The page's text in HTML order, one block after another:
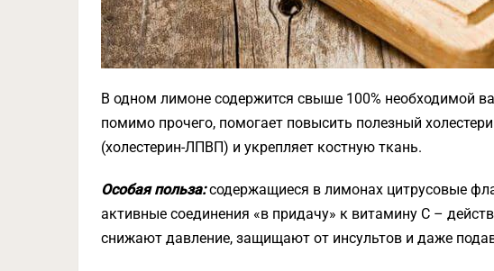
В одном лимоне содержится свыше 100% необходимой
помимо прочего, помогает повысить полезный
(холестерин-ЛПВП) и укрепляет костную ткань.
Особая польза:содержащиеся в лимонах цитрусовые
активные соединения «в придачу» к витамину C –
снижают давление, защищают от инсультов и даже